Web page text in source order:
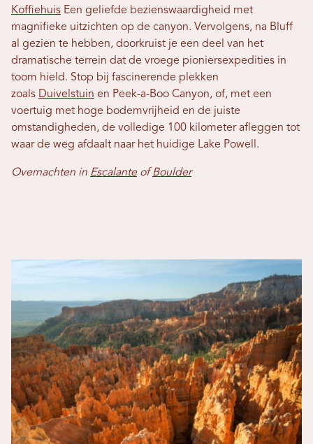
Koffiehuis Een geliefde bezienswaardigheid met
magnifieke uitzichten op de canyon. Vervolgens, na Bluff
al gezien te hebben, doorkruist je een deel van het
dramatische terrein dat de vroege pioniersexpedities in
toom hield. Stop bij fascinerende plekken
zoals Duivelstuin en Peek-a-Boo Canyon, of, met een
voertuig met hoge bodemvrijheid en de juiste
omstandigheden, de volledige 100 kilometer afleggen tot
waar de weg afdaalt naar het huidige Lake Powell.
Overnachten in EscalanteofBoulder